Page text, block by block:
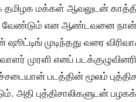
மக்கள் ஆவலுடன்
வேண்டும் என ஆண்டவனை நான்
முடிந்தது வரை
முரளி எனப்
படத்தின் மூலம்
புத்திசாலிகளுடன்